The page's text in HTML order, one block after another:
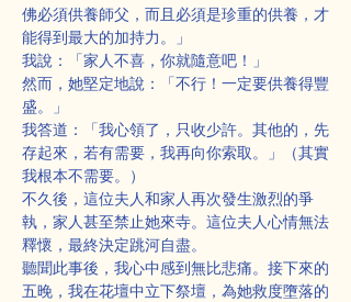
佛必須供養師父，而且必須是珍重的供養，才
能得到最大的加持力。」
我說：「家人不喜，你就隨意吧！」
然而，她堅定地說：「不行！一定要供養得豐
盛。」
我答道：「我心領了，只收少許。其他的，先
存起來，若有需要，我再向你索取。」（其實
我根本不需要。）
不久後，這位夫人和家人再次發生激烈的爭
執，家人甚至禁止她來寺。這位夫人心情無法
釋懷，最終決定跳河自盡。
聽聞此事後，我心中感到無比悲痛。接下來的
五晚，我在花壇中立下祭壇，為她救度墮落的